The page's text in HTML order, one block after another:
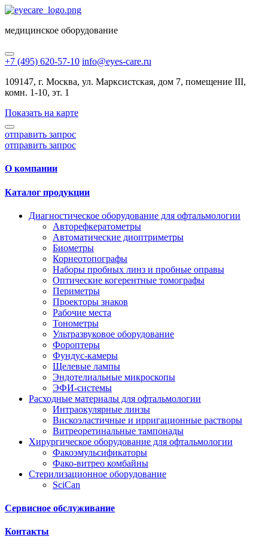
медицинское оборудование
+7 (495) 620-57-10 info@eyes-care.ru
109147, г. Москва, ул. Марксистская, дом 7, помещение III,
комн. 1-10, эт. 1
Показать на карте
отправить запрос
отправить запрос
О компании
Каталог продукции
Диагностическое оборудование для офтальмологии
Авторефкератометры
Автоматические диоптриметры
Биометры
Корнеотопографы
Наборы пробных линз и пробные оправы
Оптические когерентные томографы
Периметры
Проекторы знаков
Рабочие места
Тонометры
Ультразвуковое оборудование
Фороптеры
Фундус-камеры
Щелевые лампы
Эндотелиальные микроскопы
ЭФИ-системы
Расходные материалы для офтальмологии
Интраокулярные линзы
Вискоэластичные и ирригационные растворы
Витреоретинальные тампонады
Хирургическое оборудование для офтальмологии
Факоэмульсификаторы
Фако-витрео комбайны
Стерилизационное оборудование
SciCan
Сервисное обслуживание
Контакты